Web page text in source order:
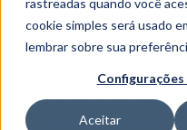
rastreadas quando você
cookie simples será usado
lembrar sobre sua
Aceitar
Investimento
De R$1.170,37
Por R$499,00*.
Desconto Alunos